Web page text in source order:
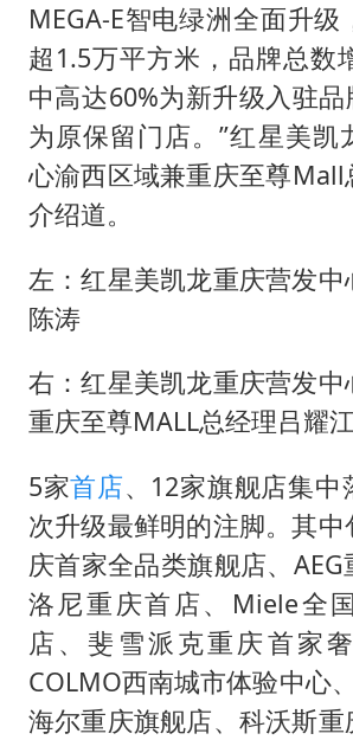
MEGA-E智电绿洲全面升
超1.5万平方米，品牌总数
中高达60%为新升级入驻
为原保留门店。”红星美凯
心渝西区域兼重庆至尊Mall
介绍道。
左：红星美凯龙重庆营发
陈涛
右：红星美凯龙重庆营发
重庆至尊MALL总经理吕耀
5家首店、12家旗舰店集中
次升级最鲜明的注脚。其
庆首家全品类旗舰店、
洛尼重庆首店、Miele全
店、斐雪派克重庆首家奢
COLMO西南城市体验中心
海尔重庆旗舰店、科沃斯